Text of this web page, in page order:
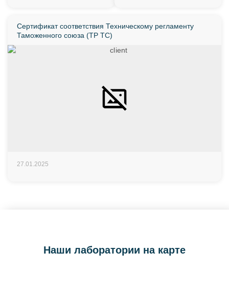
Сертификат соответствия Техническому регламенту
Таможенного союза (ТР ТС)
27.01.2025
Наши лаборатории на карте